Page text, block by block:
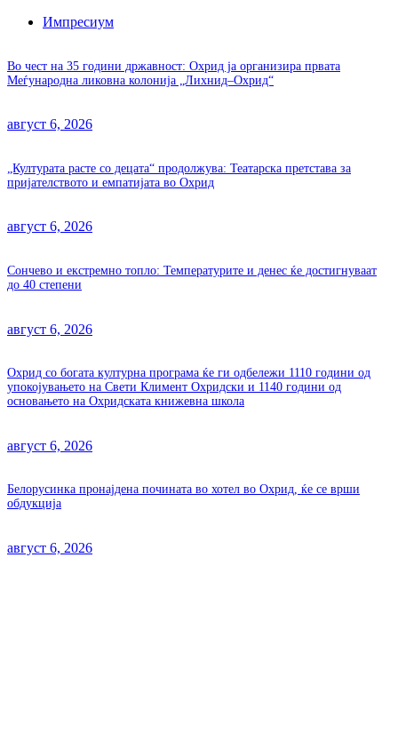
Импресиум
Во чест на 35 години државност: Охрид ја организира првата
Меѓународна ликовна колонија „Лихнид–Охрид“
август 6, 2026
„Културата расте со децата“ продолжува: Театарска претстава за
пријателството и емпатијата во Охрид
август 6, 2026
Сончево и екстремно топло: Температурите и денес ќе достигнуваат
до 40 степени
август 6, 2026
Охрид со богата културна програма ќе ги одбележи 1110 години од
упокојувањето на Свети Климент Охридски и 1140 години од
основањето на Охридската книжевна школа
август 6, 2026
Белорусинка пронајдена почината во хотел во Охрид, ќе се врши
обдукција
август 6, 2026